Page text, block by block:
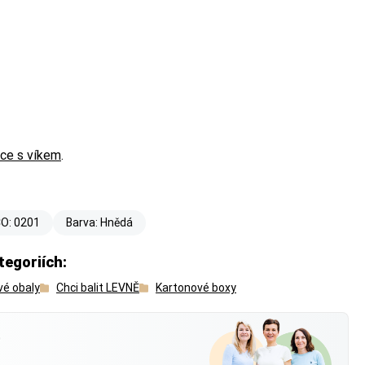
s víkem.
0201 Barva: Hnědá
obaly Chci balit LEVNĚ Kartonové boxy
nebo
nebo
nebo